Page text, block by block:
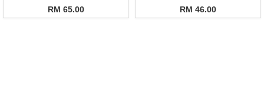
RM 65.00
RM 46.00